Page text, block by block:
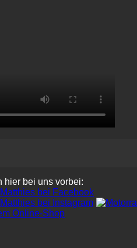
hier bei uns vorbei: